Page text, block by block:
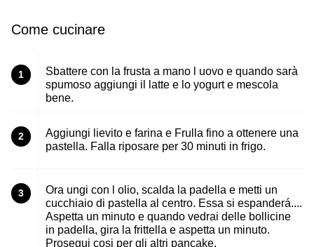
Come cucinare
1
Sbattere con la frusta a mano l uovo e quando sarà
spumoso aggiungi il latte e lo yogurt e mescola
bene.
2
Aggiungi lievito e farina e Frulla fino a ottenere una
pastella. Falla riposare per 30 minuti in frigo.
3
Ora ungi con l olio, scalda la padella e metti un
cucchiaio di pastella al centro. Essa si espanderá....
Aspetta un minuto e quando vedrai delle bollicine
in padella, gira la frittella e aspetta un minuto.
Prosegui cosi per gli altri pancake.